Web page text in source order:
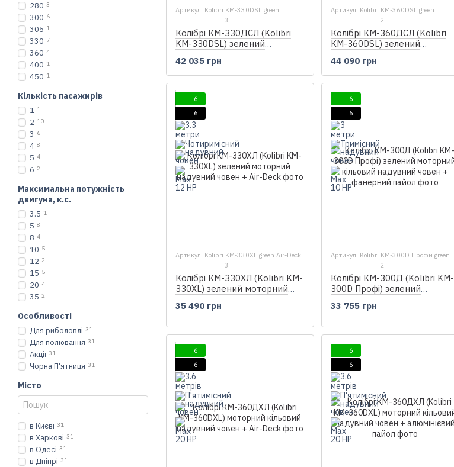
Артикул: Kolibri KM-330DSL green
3
Колібрі КМ-330ДСЛ (Kolibri
KM-330DSL) зелений
човен + фанерний пайол
42 035 грн
Артикул: Kolibri KM-360DSL green
2
Колібрі КМ-360ДСЛ (Kolibri
KM-360DSL) зелений
човен + фанерний пайол
44 090 грн
6
6
Артикул: Kolibri KM-330XL green Air-Deck
3
Колібрі КМ-330ХЛ (Kolibri KM-
330XL) зелений моторний
35 490 грн
6
6
Артикул: Kolibri KM-300D Профи green
2
Колібрі КМ-300Д (Kolibri KM-
300D Профі) зелений
човен + фанерний пайол
33 755 грн
6
6
6
6
280 3
300 6
305 1
330 7
360 4
400 1
450 1
Кількість пасажирів
1 1
2 10
3 6
4 8
5 4
6 2
Максимальна потужність
двигуна, к.с.
3.5 1
5 8
8 4
10 5
12 2
15 5
20 4
35 2
Особливості
Для риболовлі 31
Для полювання 31
Акції 31
Чорна П'ятниця 31
Місто
в Києві 31
в Харкові 31
в Одесі 31
в Дніпрі 31